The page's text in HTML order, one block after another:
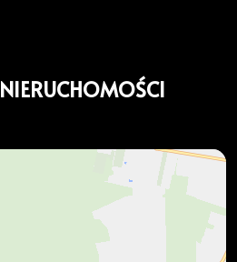
NIERUCHOMOŚCI